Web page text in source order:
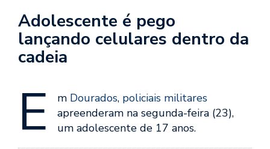
Adolescente é pego
lançando celulares dentro da
cadeia
E m Dourados, policiais militares
apreenderam na segunda-feira (23),
um adolescente de 17 anos.